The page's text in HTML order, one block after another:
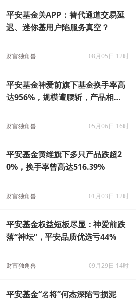
平安基金关APP：替代通道交易延
迟、迷你基用户陷服务真空？
财富独角兽 08月05日 12时
平安基金神爱前旗下基金换手率高
达956%，规模遭腰斩，产品相互
财富独角兽 05月06日 16时
平安基金黄维旗下多只产品跌超2
0%，换手率曾高达516.39%
财富独角兽 01月03日 12时
平安基金权益短板尽显：神爱前跌
落“神坛”，平安品质优选亏44%
财富独角兽 09月29日 14时
平安基金“名将”何杰深陷亏损泥